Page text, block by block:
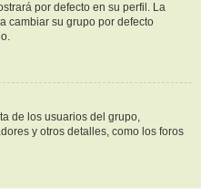
por defecto en su perfil. La
cambiar su grupo por defecto
de los usuarios del grupo,
y otros detalles, como los foros